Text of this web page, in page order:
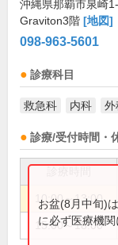
沖縄県那覇市泉崎
Graviton3階 [地図]
098-963-5601
診療科目
救急科 内科 外
診療/受付時間・
10:00～13:00
15:00～18:00
お盆(8月中旬)
に必ず医療機関